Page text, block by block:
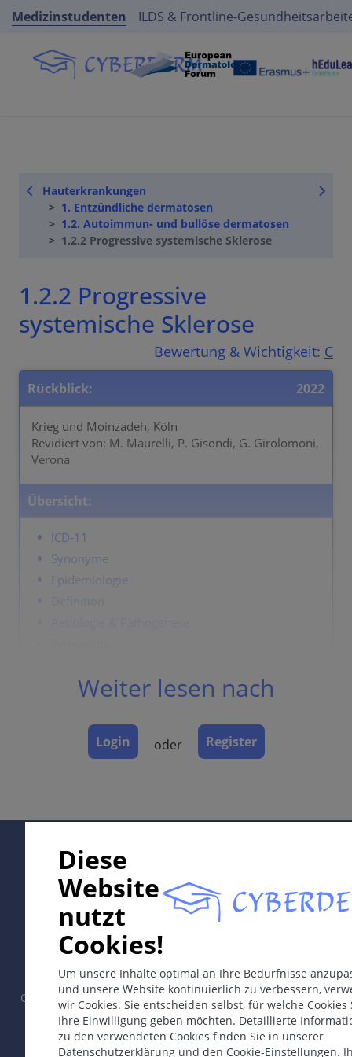
Medizinstudenten ILDS & Frontline-
Hauterkrankungen
1. Entzündliche dermatosen
1.2. Autoimmun- und bullöse dermatosen
1.2.2 Progressive systemische Sklerose
1.2.2 Progressive
systemische Sklerose
Bewertung & Wichtigkeit: C
Rückblick: 2022
Krieg und Moinzadeh, Köln
Revidiert von: M. Maurelli, P. Gisondi, G. Girolomoni,
Verona
Übersicht:
ICD-11
Synonyme
Epidemiologie
Klassifikation
Dermatopathologie
Bemerkungen
Synonyme
Systemische Sklerodermie
Epidemiologie
Weiter lesen nach
Login oder Register
Diese
Website
nutzt
Cookies!
Um unsere Inhalte optimal an Ihre Bedürfnisse
und unsere Website kontinuierlich zu verbessern,
wir Cookies. Sie entscheiden selbst, für welche Cookies
Ihre Einwilligung geben möchten. Detaillierte
zu den verwendeten Cookies finden Sie in unserer
Datenschutzerklärung und den Cookie-Einstellungen.
In collaboration with Erasmus+ hEduLearnIt editorial
group
Copyright © 2003-2026 by CYBERDERM Redaktionsgruppe -
Gründungsredakteur Guenter Burg, M.D. - Konzept und
Koordination durch Vahid Djamei, Zürich.
All rights reserved.